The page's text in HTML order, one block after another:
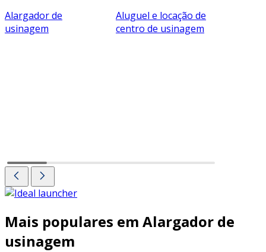
Alargador de
usinagem
Aluguel e locação de
centro de usinagem
Mais populares em Alargador de
usinagem